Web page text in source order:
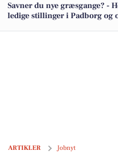
Savner du nye græsgange? -
ledige stillinger i Padborg og
ARTIKLER Jobnyt
Sælger hos Circle K: Bliv en del